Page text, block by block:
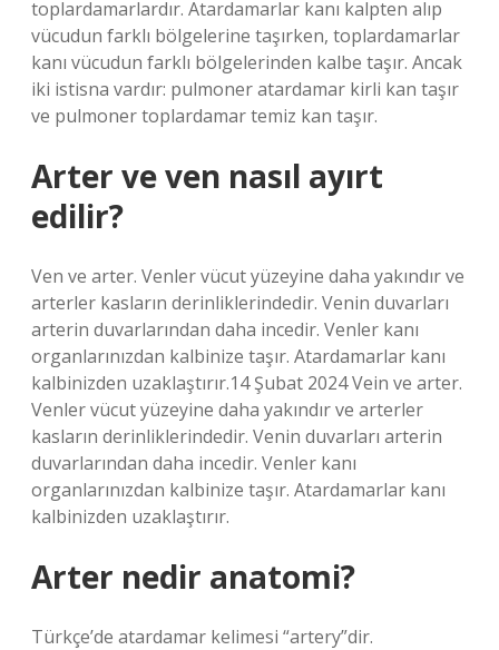
toplardamarlardır. Atardamarlar kanı kalpten alıp
vücudun farklı bölgelerine taşırken, toplardamarlar
kanı vücudun farklı bölgelerinden kalbe taşır. Ancak
iki istisna vardır: pulmoner atardamar kirli kan taşır
ve pulmoner toplardamar temiz kan taşır.
Arter ve ven nasıl ayırt
edilir?
Ven ve arter. Venler vücut yüzeyine daha yakındır ve
arterler kasların derinliklerindedir. Venin duvarları
arterin duvarlarından daha incedir. Venler kanı
organlarınızdan kalbinize taşır. Atardamarlar kanı
kalbinizden uzaklaştırır.14 Şubat 2024 Vein ve arter.
Venler vücut yüzeyine daha yakındır ve arterler
kasların derinliklerindedir. Venin duvarları arterin
duvarlarından daha incedir. Venler kanı
organlarınızdan kalbinize taşır. Atardamarlar kanı
kalbinizden uzaklaştırır.
Arter nedir anatomi?
Türkçe’de atardamar kelimesi “artery”dir.